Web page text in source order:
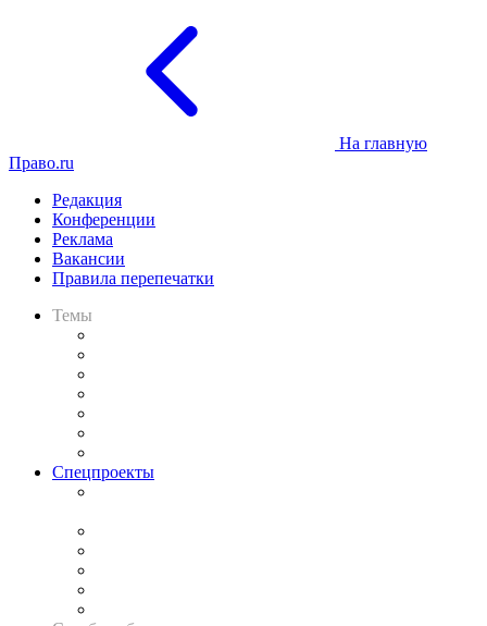
На главную
Право.ru
Редакция
Конференции
Реклама
Вакансии
Правила перепечатки
Темы
Спецпроекты